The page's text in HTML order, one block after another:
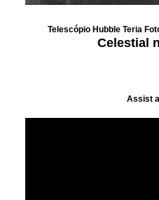
Telescópio Hubble Teria
Celestial
Assist